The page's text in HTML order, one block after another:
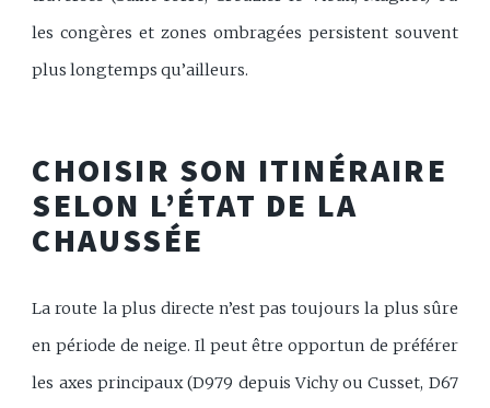
les congères et zones ombragées persistent souvent
plus longtemps qu’ailleurs.
CHOISIR SON ITINÉRAIRE
SELON L’ÉTAT DE LA
CHAUSSÉE
La route la plus directe n’est pas toujours la plus sûre
en période de neige. Il peut être opportun de préférer
les axes principaux (D979 depuis Vichy ou Cusset, D67